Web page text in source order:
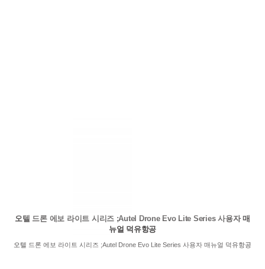
오텔 드론 에보 라이트 시리즈 ;Autel Drone Evo Lite Series 사용자 매
뉴얼 덕유항공
오텔 드론 에보 라이트 시리즈 ;Autel Drone Evo Lite Series 사용자 매뉴얼 덕유항공